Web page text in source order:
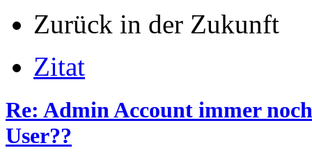
Zurück in der Zukunft
Zitat
Re: Admin Account immer
User??